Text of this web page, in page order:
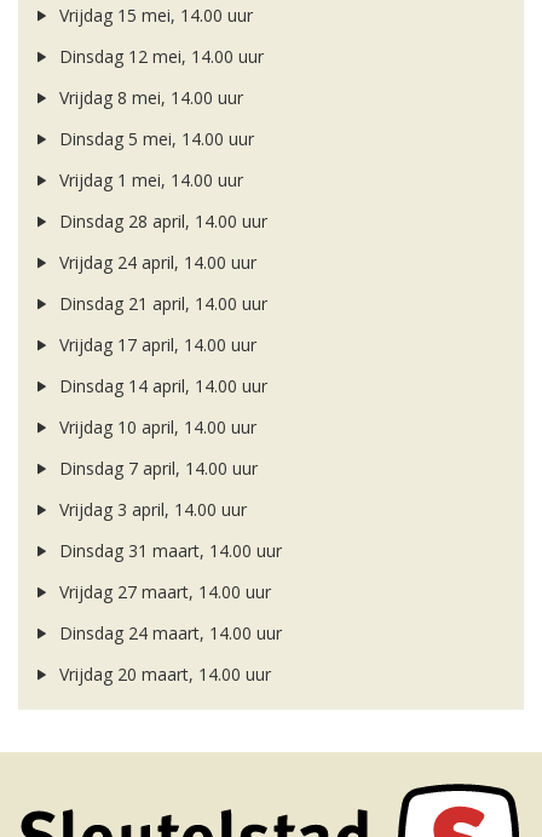
Vrijdag 15 mei, 14.00 uur
Dinsdag 12 mei, 14.00 uur
Vrijdag 8 mei, 14.00 uur
Dinsdag 5 mei, 14.00 uur
Vrijdag 1 mei, 14.00 uur
Dinsdag 28 april, 14.00 uur
Vrijdag 24 april, 14.00 uur
Dinsdag 21 april, 14.00 uur
Vrijdag 17 april, 14.00 uur
Dinsdag 14 april, 14.00 uur
Vrijdag 10 april, 14.00 uur
Dinsdag 7 april, 14.00 uur
Vrijdag 3 april, 14.00 uur
Dinsdag 31 maart, 14.00 uur
Vrijdag 27 maart, 14.00 uur
Dinsdag 24 maart, 14.00 uur
Vrijdag 20 maart, 14.00 uur